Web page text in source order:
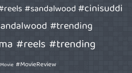
#sandalwood#cinisuddi
#trending
#reels #trending
#MovieReview